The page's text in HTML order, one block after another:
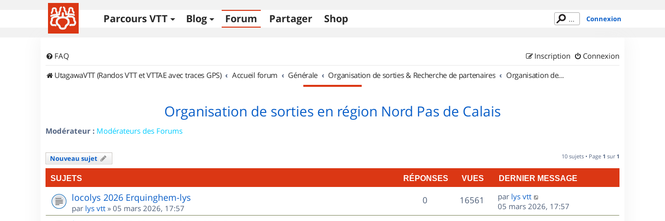
Parcours VTT Blog Forum Partager Shop Connexion
FAQ Connexion
Inscription
UtagawaVTT (Randos VTT et VTTAE avec traces GPS)
Accueil forum Générale Organisation de sorties & Recherche de partenaires Organisation de sorties en région Nord Pas de Calais
Organisation de sorties en région Nord Pas de Calais
Modérateur : Modérateurs des Forums
Nouveau sujet 10 sujets • Page 1 sur 1
SUJETS RÉPONSES VUES DERNIER MESSAGE
locolys 2026 Erquinghem-lys
par lys vtt » 05 mars 2026, 17:57
0R
é
16561
u
D
e
r
par lys vtt
05 mars 2026, 17:57